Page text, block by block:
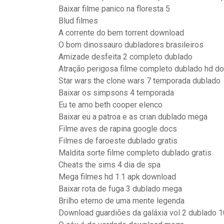
Baixar filme panico na floresta 5
Blud filmes
A corrente do bem torrent download
O bom dinossauro dubladores brasileiros
Amizade desfeita 2 completo dublado
Atração perigosa filme completo dublado hd
Star wars the clone wars 7 temporada dublado
Baixar os simpsons 4 temporada
Eu te amo beth cooper elenco
Baixar eu a patroa e as crian dublado mega
Filme aves de rapina google docs
Filmes de faroeste dublado gratis
Maldita sorte filme completo dublado gratis
Cheats the sims 4 dia de spa
Mega filmes hd 1.1 apk download
Baixar rota de fuga 3 dublado mega
Brilho eterno de uma mente legenda
Download guardiões da galáxia vol 2 dublado